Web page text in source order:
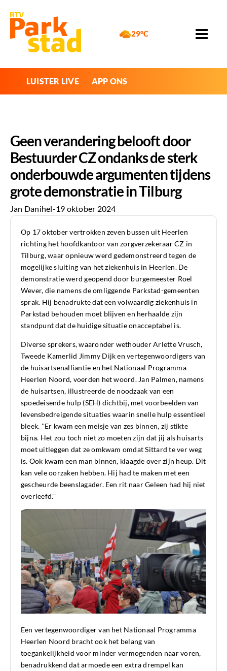
29°C
LUISTER LIVE APP ONS
Geen verandering belooft door
Bestuurder CZ ondanks de sterk
onderbouwde argumenten tijdens
grote demonstratie in Tilburg
Jan Danihel-19 oktober 2024
Op 17 oktober vertrokken zeven bussen uit Heerlen
richting het hoofdkantoor van zorgverzekeraar CZ in
Tilburg, waar opnieuw werd gedemonstreerd tegen de
mogelijke sluiting van het ziekenhuis in Heerlen. De
demonstratie werd geopend door burgemeester Roel
Wever, die namens de omliggende Parkstad-gemeenten
sprak. Hij benadrukte dat een volwaardig ziekenhuis in
Parkstad behouden moet blijven en herhaalde zijn
standpunt dat de huidige situatie onacceptabel is.
Diverse sprekers, waaronder wethouder Arlette Vrusch,
Tweede Kamerlid Jimmy Dijk en vertegenwoordigers van
de huisartsenalliantie en het Nationaal Programma
Heerlen Noord, voerden het woord. Jan Palmen, namens
de huisartsen, illustreerde de noodzaak van een
spoedeisende hulp (SEH) dichtbij, met voorbeelden van
levensbedreigende situaties waarin snelle hulp essentieel
bleek. ''Er kwam een meisje van zes binnen, zij stikte
bijna. Het zou toch niet zo moeten zijn dat jij als huisarts
moet uitleggen dat ze omkwam omdat Sittard te ver weg
is. Ook kwam een man binnen, klaagde over zijn heup. Dit
kan vele oorzaken hebben. Hij had te maken met een
gescheurde beenslagader. Een rit naar Geleen had hij niet
overleefd.''
Een vertegenwoordiger van het Nationaal Programma
Heerlen Noord bracht ook het belang van
toegankelijkheid voor minder vermogenden naar voren,
benadrukkend dat armoede een extra drempel kan